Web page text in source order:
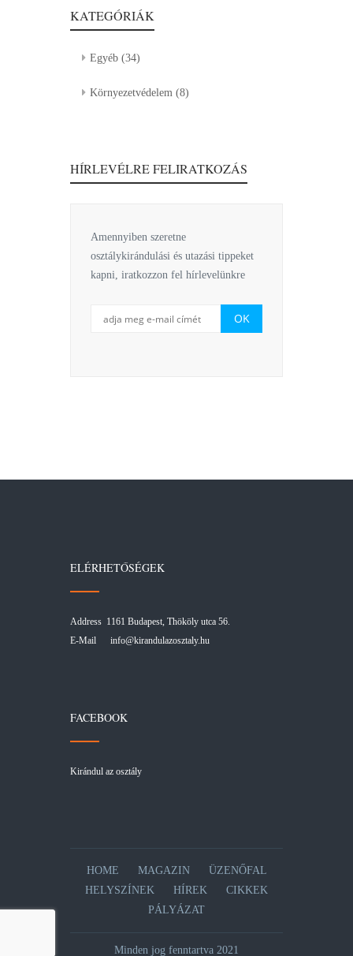
KATEGÓRIÁK
Egyéb (34)
Környezetvédelem (8)
HÍRLEVÉLRE FELIRATKOZÁS
Amennyiben szeretne
osztálykirándulási és utazási tippeket
kapni, iratkozzon fel hírlevelünkre
ELÉRHETŐSÉGEK
Address 1161 Budapest, Thököly utca 56.
E-Mail info@kirandulazosztaly.hu
FACEBOOK
Kirándul az osztály
HOME MAGAZIN
ÜZENŐFAL
HELYSZÍNEK
HÍREK
CIKKEK
PÁLYÁZAT
Minden jog fenntartva 2021